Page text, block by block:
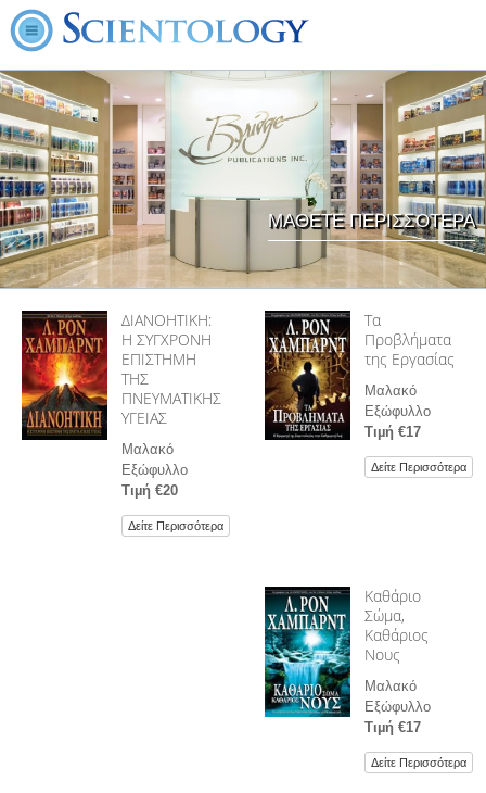
ΜΑΘΕΤΕ ΠΕΡΙΣΣΟΤΕΡΑ
ΔΙΑΝΟΗΤΙΚΗ:
Η ΣΥΓΧΡΟΝΗ
ΕΠΙΣΤΗΜΗ
ΤΗΣ
ΠΝΕΥΜΑΤΙΚΗΣ
ΥΓΕΙΑΣ
Μαλακό
Εξώφυλλο
Τιµή €20
Δείτε Περισσότερα
Τα
Προβλήµατα
της Εργασίας
Μαλακό
Εξώφυλλο
Τιµή €17
Δείτε Περισσότερα
Καθάριο
Σώμα,
Καθάριος
Νους
Μαλακό
Εξώφυλλο
Τιµή €17
Δείτε Περισσότερα